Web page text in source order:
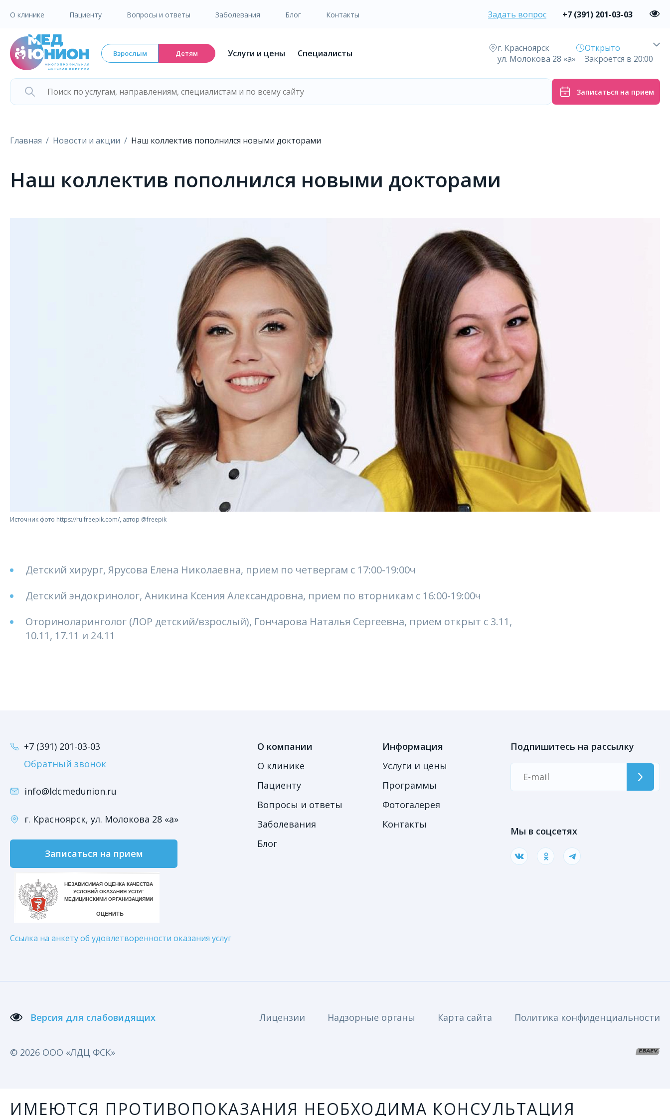
О клинике Пациенту Вопросы и ответы Заболевания Блог Контакты Задать вопрос +7 (391) 201-03-03
Взрослым Детям Услуги и цены Специалисты
г. Красноярск
ул. Молокова 28 «а»
Открыто
Закроется в 20:00
Записаться на прием
Главная Новости и акции Наш коллектив пополнился новыми докторами
Наш коллектив пополнился новыми докторами
Источник фото https://ru.freepik.com/, автор @freepik
Детский хирург, Ярусова Елена Николаевна, прием по четвергам с 17:00-19:00ч
Детский эндокринолог, Аникина Ксения Александровна, прием по вторникам с 16:00-19:00ч
Оториноларинголог (ЛОР детский/взрослый), Гончарова Наталья Сергеевна, прием открыт с 3.11,
10.11, 17.11 и 24.11
+7 (391) 201-03-03
Обратный звонок
info@ldcmedunion.ru
г. Красноярск, ул. Молокова 28 «а»
Записаться на прием
Ссылка на анкету об удовлетворенности оказания услуг
О компании
О клинике
Пациенту
Вопросы и ответы
Заболевания
Блог
Информация
Услуги и цены
Программы
Фотогалерея
Контакты
Подпишитесь на рассылку
Мы в соцсетях
Версия для слабовидящих Лицензии Надзорные органы Карта сайта Политика конфиденциальности
© 2026 ООО «ЛДЦ ФСК»
ИМЕЮТСЯ ПРОТИВОПОКАЗАНИЯ НЕОБХОДИМА КОНСУЛЬТАЦИЯ